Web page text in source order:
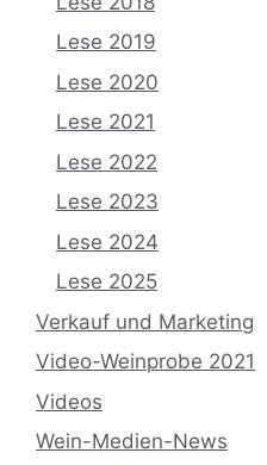
Lese 2019
Lese 2020
Lese 2021
Lese 2022
Lese 2023
Lese 2024
Lese 2025
Verkauf und Marketing
Video-Weinprobe 2021
Videos
Wein-Medien-News